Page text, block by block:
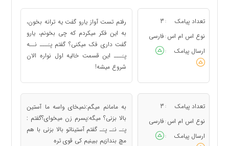
تعداد پیامک :
3
نوع اس ام اس : فارسی
ارسال پیامک
:
رفتم تست آواز یارو گفت یه ترانه بخون،
به این فکر میکردم که چی بخونم، یارو
گفت داری فک میکنی؟ گفتم پـَـــ نــه
پـَـــ این قسمت خالیه اول نواره الان
شروع میشه!
تعداد پیامک :
3
نوع اس ام اس : فارسی
ارسال پیامک
:
به مامانم میگم:نمیخای واسه ما آستین
بالا بزنی؟ میگه:پسرم زن میخوای؟گفتم :
پـَـ نـَـ پـَـ گفتم آستیناتو بالا بزنی با هم
مچ بندازیم ببینیم کی قوی تره